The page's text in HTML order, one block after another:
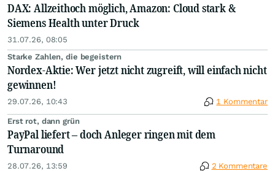
DAX: Allzeithoch möglich, Amazon: Cloud stark &
Siemens Health unter Druck
31.07.26, 08:05
Starke Zahlen, die begeistern
Nordex-Aktie: Wer jetzt nicht zugreift, will einfach nicht
gewinnen!
29.07.26, 10:43 1 Kommentar
Erst rot, dann grün
PayPal liefert – doch Anleger ringen mit dem
Turnaround
28.07.26, 13:59 2 Kommentare